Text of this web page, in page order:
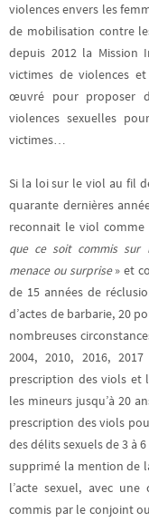
violences envers les
de mobilisation contre
depuis 2012 la Mission
victimes de violences
œuvré pour proposer
violences sexuelles
victimes…
Si la loi sur le viol au fil
quarante dernières
reconnait le viol comme
que ce soit commis sur
menace ou surprise» et
de 15 années de
d’actes de barbarie, 20
nombreuses
2004, 2010, 2016,
prescription des viols et
les mineurs jusqu’à 20
prescription des viols
des délits sexuels de 3 à
supprimé la mention de
l’acte sexuel, avec
commis par le conjoint